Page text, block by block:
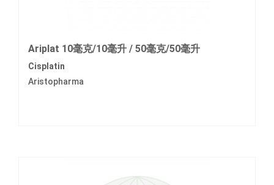
Ariplat 10毫克/10毫升 / 50毫克/50毫升
Cisplatin
Aristopharma